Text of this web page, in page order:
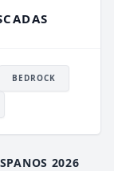
BEDROCK
2026